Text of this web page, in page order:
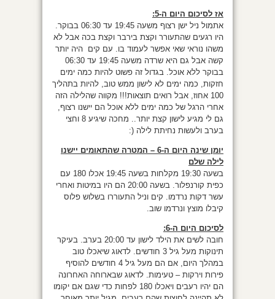
אז לסיכום היום ה-5:
אתמול ניל ישן רצוף משעה 19:45 עד 06:30 בבוקר.
היו רגעים שהתעורר וקצת בירבר וקצת בכה אבל לא
משהו נוראי שאי אפשר לעמוד בו. עם קים היה יותר
קשה אבל גם היא שרדה משעה 19:45 עד 06:30
בבוקר ללא אוכל. בגדול זה פשוט להיות כמה ימים
חזקות, כמה ימים לא לישון ממש טוב, להיות בתהליך
100 אחוז, אבל רואים תוצאות!!! מקווה שהלילה הזה
אחרי הרגל של כמה ימים ללא אוכל הם יישנו רצוף,
גם לי מגיע לישון קצת יותר.. מחכה שיגיע 8 וחצי
בערב ולעשות נחיתת לילה (:
יומן שינה היום ה-6 – המטרה שהתאומים יישנו
לילה שלם
בשעה 19:30 מקלחות בשעה 19:45 אכלו 180 עם
כפית קורנפלור. בשעה 20:00 הם היו במיטות ואחרי
עשר דקות נרדמו. קים וניל התעוררו בשלוש פלוס
קיבלו מוצץ ונרדמו שוב.
לסיכום היום ה-6:
חובה לשים את הילד לישון עד 20:00 בערב. בעיקר
תינוקות מעל גיל 3 חודשים. לדאוג שיאכלו טוב
במהלך היום, אם הם מעל גיל 4 חודשים להוסיף
פירות וירקות – טעימות. לדאוג שבארוחה האחרונה
הם יהיו רעבים ויאכלו 180 לפחות כדי שגם אם יקומו